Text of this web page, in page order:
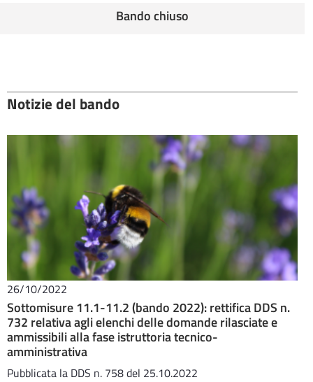
Bando chiuso
Notizie del bando
26/10/2022
Sottomisure 11.1-11.2 (bando 2022): rettifica DDS n.
732 relativa agli elenchi delle domande rilasciate e
ammissibili alla fase istruttoria tecnico-
amministrativa
Pubblicata la DDS n. 758 del 25.10.2022